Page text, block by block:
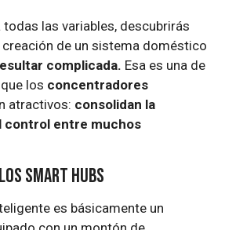
todas las variables, descubrirás
de un sistema doméstico
complicada. Esa es una de
los concentradores
atractivos: consolidan la
control entre muchos
smart hubs
es básicamente un